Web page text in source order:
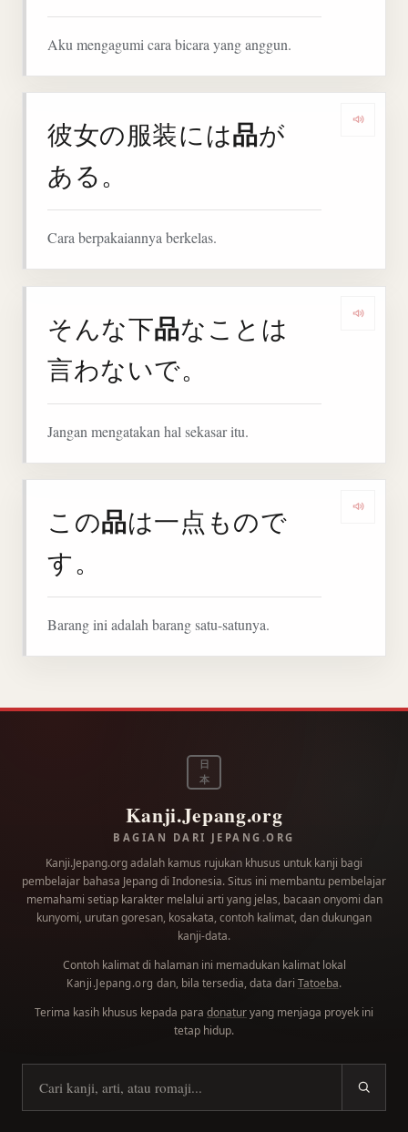
Aku mengagumi cara bicara yang anggun.
彼女の服装には品が
ある。
Cara berpakaiannya berkelas.
そんな下品なことは
言わないで。
Jangan mengatakan hal sekasar itu.
この品は一点もので
す。
Barang ini adalah barang satu-satunya.
日
本
Kanji.Jepang.org
BAGIAN DARI JEPANG.ORG
Kanji.Jepang.org adalah kamus rujukan khusus untuk kanji bagi
pembelajar bahasa Jepang di Indonesia. Situs ini membantu pembelajar
memahami setiap karakter melalui arti yang jelas, bacaan onyomi dan
kunyomi, urutan goresan, kosakata, contoh kalimat, dan dukungan
kanji-data.
Contoh kalimat di halaman ini memadukan kalimat lokal
Kanji.Jepang.org dan, bila tersedia, data dari Tatoeba.
Terima kasih khusus kepada para donaturyang menjaga proyek ini
tetap hidup.
Cari kanji